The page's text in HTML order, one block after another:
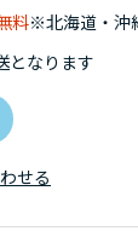
料※北海道・沖
となります
せる